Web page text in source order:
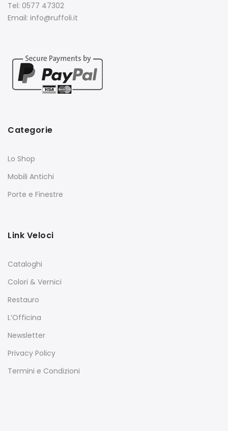
Tel: 0577 47302
Email: info@ruffoli.it
Categorie
Lo Shop
Mobili Antichi
Porte e Finestre
Link Veloci
Cataloghi
Colori & Vernici
Restauro
L’Officina
Newsletter
Privacy Policy
Termini e Condizioni